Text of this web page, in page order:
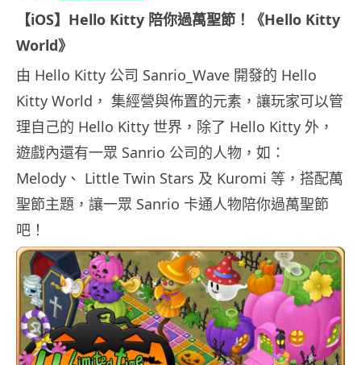
【iOS】Hello Kitty 陪你過萬聖節！《Hello Kitty
World》
由 Hello Kitty 公司 Sanrio_Wave 開發的 Hello
Kitty World， 集經營與佈置的元素，讓玩家可以管
理自己的 Hello Kitty 世界，除了 Hello Kitty 外，
遊戲內還有一眾 Sanrio 公司的人物，如：
Melody、 Little Twin Stars 及 Kuromi 等，搭配萬
聖節主題，讓一眾 Sanrio 卡通人物陪你過萬聖節
吧！